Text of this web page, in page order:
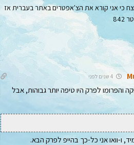
כי אני קורא את הצ'אפטרים באתר בעברית אז
4 שנים לפני
והפרומו לפרק היו טיפה יותר גבוהות, אבל
ו-וואו אני כל-כך בהייפ לפרק הבא.